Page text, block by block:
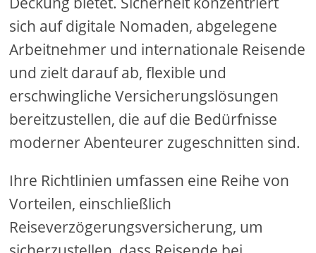
sich auf digitale Nomaden, abgelegene
Arbeitnehmer und internationale Reisende
und zielt darauf ab, flexible und
erschwingliche Versicherungslösungen
bereitzustellen, die auf die Bedürfnisse
moderner Abenteurer zugeschnitten sind.
Ihre Richtlinien umfassen eine Reihe von
Vorteilen, einschließlich
Reiseverzögerungsversicherung, um